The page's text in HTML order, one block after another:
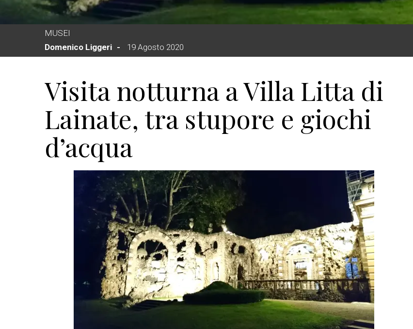
MUSEI
Domenico Liggeri
19 Agosto 2020
Visita notturna a Villa Litta di
Lainate, tra stupore e giochi
d’acqua